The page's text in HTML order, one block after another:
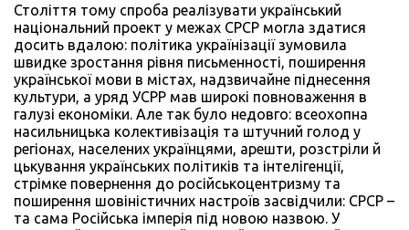
Століття тому спроба реалізувати український
національний проект у межах СРСР могла здатися
досить вдалою: політика українізації зумовила
швидке зростання рівня письменності, поширення
української мови в містах, надзвичайне піднесення
культури, а уряд УСРР мав широкі повноваження в
галузі економіки. Але так було недовго: всеохопна
насильницька колективізація та штучний голод у
регіонах, населених українцями, арешти, розстріли й
цькування українських політиків та інтелігенції,
стрімке повернення до російськоцентризму та
поширення шовіністичних настроїв засвідчили: СРСР –
та сама Російська імперія під новою назвою. У